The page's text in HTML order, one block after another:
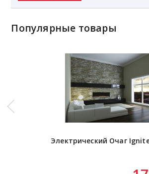
Популярные товары
Электрический Очаг Ignite